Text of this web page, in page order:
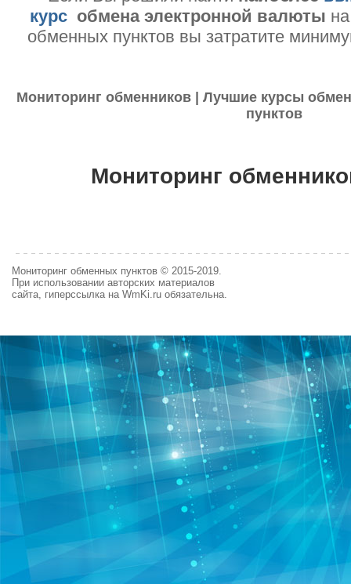
курс обмена электронной валюты
обменных пунктов вы затратите
Мониторинг обменников | Лучшие курсы
пунктов
Мониторинг
Мониторинг обменных пунктов © 2015-2019.
При использовании авторских материалов
сайта, гиперссылка на WmKi.ru обязательна.